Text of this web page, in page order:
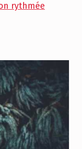
rythmée